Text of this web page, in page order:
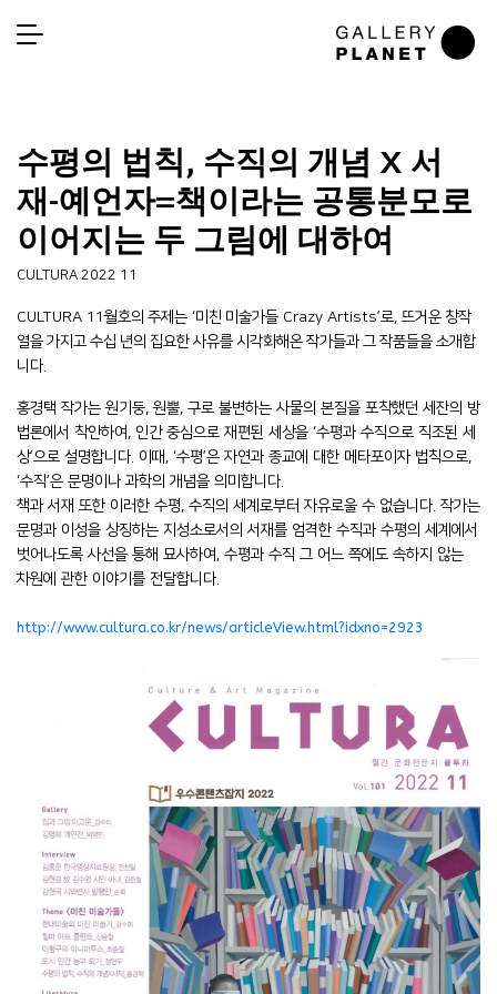
수평의 법칙, 수직의 개념 X 서
재-예언자=책이라는 공통분모로
이어지는 두 그림에 대하여
CULTURA 2022 11
CULTURA 11월호의 주제는 ‘미친 미술가들 Crazy Artists’로, 뜨거운 창작
열을가지고수십 년의 집요한사유를시각화해온작가들과그작품들을소개합
니다.
홍경택 작가는 원기둥, 원뿔, 구로 불변하는 사물의 본질을 포착했던 세잔의 방
법론에서 착안하여, 인간 중심으로 재편된 세상을 ‘수평과 수직으로 직조된 세
상’으로 설명합니다. 이때, ‘수평’은 자연과 종교에 대한 메타포이자 법칙으로,
‘수직’은 문명이나 과학의 개념을 의미합니다.
책과 서재 또한 이러한 수평, 수직의 세계로부터 자유로울 수 없습니다. 작가는
문명과 이성을 상징하는 지성소로서의 서재를 엄격한 수직과 수평의 세계에서
벗어나도록 사선을 통해 묘사하여, 수평과 수직 그 어느 쪽에도 속하지 않는
차원에 관한 이야기를 전달합니다.
http://www.cultura.co.kr/news/articleView.html?idxno=2923